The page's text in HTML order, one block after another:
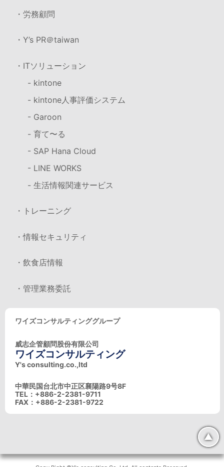
・労務顧問
・Y’s PR＠taiwan
・ITソリューション
- kintone
- kintone人事評価システム
- Garoon
- 育て〜る
- SAP Hana Cloud
- LINE WORKS
- 生活情報関連サービス
・トレーニング
・情報セキュリティ
・飲食店情報
・管理業務委託
ワイズコンサルティンググループ
威志企管顧問股份有限公司
ワイズコンサルティング
Y's consulting.co.,ltd
中華民国台北市中正区襄陽路9号8F
TEL：+886-2-2381-9711
FAX：+886-2-2381-9722
▲